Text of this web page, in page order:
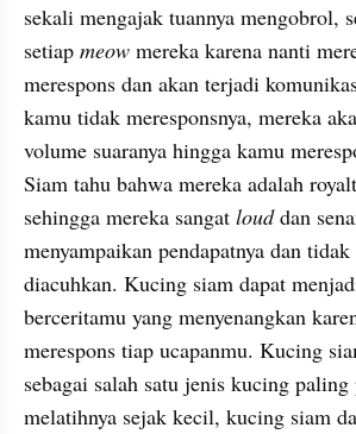
sekali mengajak tuannya mengobrol,
setiap meow mereka karena nanti
merespons dan akan terjadi
kamu tidak meresponsnya, mereka
volume suaranya hingga kamu
Siam tahu bahwa mereka adalah
sehingga mereka sangat loud dan
menyampaikan pendapatnya dan
diacuhkan. Kucing siam dapat
berceritamu yang menyenangkan
merespons tiap ucapanmu. Kucing
sebagai salah satu jenis kucing
melatihnya sejak kecil, kucing siam